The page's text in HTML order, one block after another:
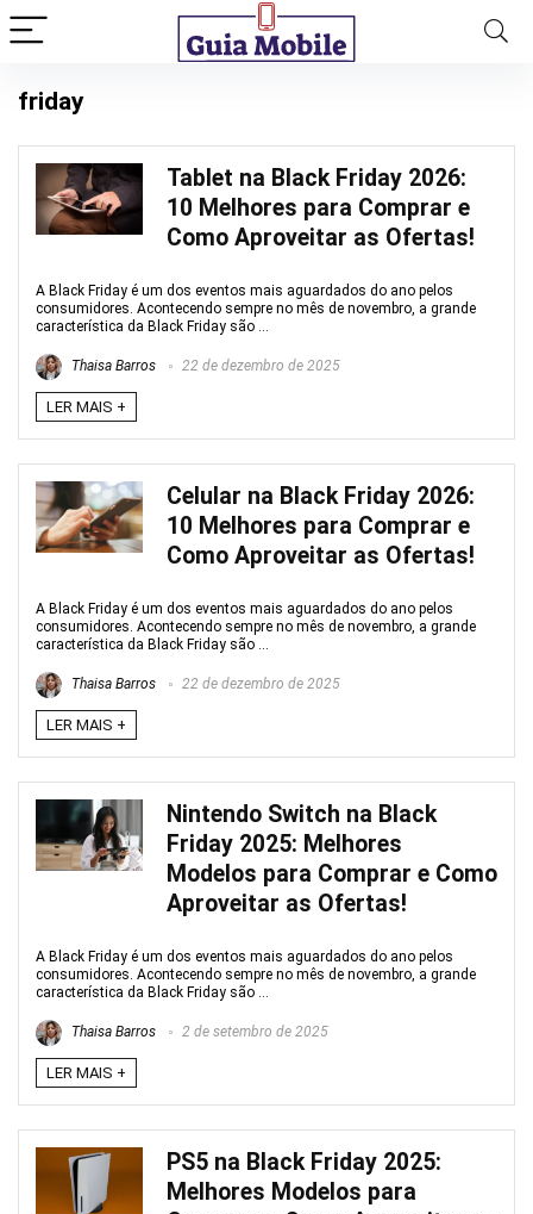
friday
Tablet na Black Friday 2026:
10 Melhores para Comprar e
Como Aproveitar as Ofertas!
A Black Friday é um dos eventos mais aguardados do ano pelos
consumidores. Acontecendo sempre no mês de novembro, a grande
característica da Black Friday são ...
Thaisa Barros 22 de dezembro de 2025
LER MAIS +
Celular na Black Friday 2026:
10 Melhores para Comprar e
Como Aproveitar as Ofertas!
A Black Friday é um dos eventos mais aguardados do ano pelos
consumidores. Acontecendo sempre no mês de novembro, a grande
característica da Black Friday são ...
Thaisa Barros 22 de dezembro de 2025
LER MAIS +
Nintendo Switch na Black
Friday 2025: Melhores
Modelos para Comprar e Como
Aproveitar as Ofertas!
A Black Friday é um dos eventos mais aguardados do ano pelos
consumidores. Acontecendo sempre no mês de novembro, a grande
característica da Black Friday são ...
Thaisa Barros 2 de setembro de 2025
LER MAIS +
PS5 na Black Friday 2025:
Melhores Modelos para